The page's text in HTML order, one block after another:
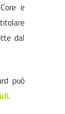
e
dal
può
.